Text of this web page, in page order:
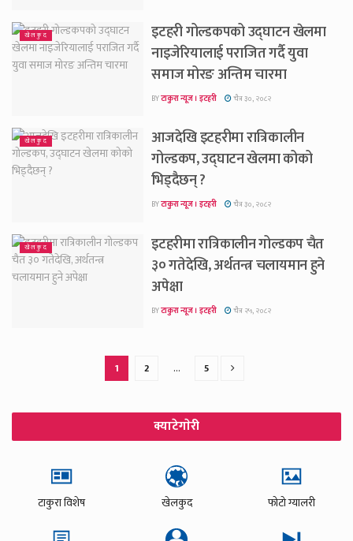
खेलकुद
इटहरी गोल्डकपको उद्घाटन खेलमा
नाइजेरियालाई पराजित गर्दै युवा
समाज मोरङ अन्तिम चारमा
BYटाकुरा न्यूज । इटहरी चैत्र ३०, २०८२
खेलकुद
आजदेखि इटहरीमा रात्रिकालीन
गोल्डकप, उद्घाटन खेलमा कोको
भिड्दैछन् ?
BYटाकुरा न्यूज । इटहरी चैत्र ३०, २०८२
खेलकुद
इटहरीमा रात्रिकालीन गोल्डकप चैत
३० गतेदेखि, अर्थतन्त्र चलायमान हुने
अपेक्षा
BYटाकुरा न्यूज । इटहरी चैत्र २५, २०८२
1 2 … 5
क्याटेगाेरी
टाकुरा विशेष खेलकुद फोटो ग्यालरी